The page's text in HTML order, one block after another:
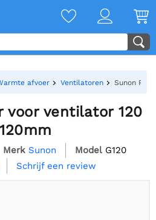
afvoer Ventilatoren Sunon
voor ventilator 120
Merk Sunon Model G120
Schrijf een review